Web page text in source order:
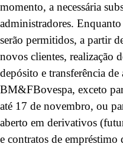
momento, a necessária
administradores.
serão permitidos, a partir
novos clientes, realização
depósito e transferência
BM&FBovespa, exceto
até 17 de novembro, ou
aberto em derivativos
e contratos de empréstimo